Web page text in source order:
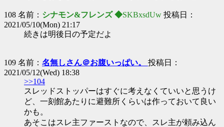
108 名前： シナモン&フレンズ ◆SKBxsdUw 投稿日：
2021/05/10(Mon) 21:17
続きは明後日の予定だよ
109 名前： 名無しさん＠お腹いっぱい。 投稿日：
2021/05/12(Wed) 18:38
>>104
スレッドストッパーはすぐに考えなくていいと思うけ
ど、一刻館あたりに避難所くらいは作っておいて良い
かも。
あそこはスレ主ファーストなので、スレ主が頼み込ん